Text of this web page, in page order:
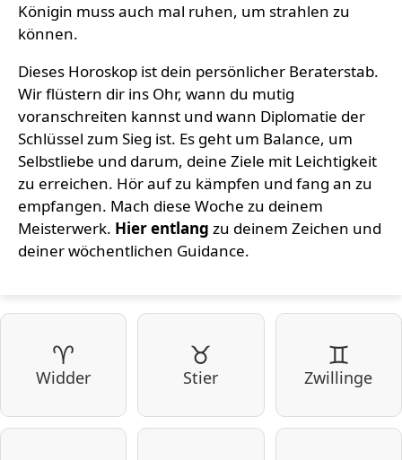
Königin muss auch mal ruhen, um strahlen zu
können.
Dieses Horoskop ist dein persönlicher Beraterstab.
Wir flüstern dir ins Ohr, wann du mutig
voranschreiten kannst und wann Diplomatie der
Schlüssel zum Sieg ist. Es geht um Balance, um
Selbstliebe und darum, deine Ziele mit Leichtigkeit
zu erreichen. Hör auf zu kämpfen und fang an zu
empfangen. Mach diese Woche zu deinem
Meisterwerk. Hier entlang zu deinem Zeichen und
deiner wöchentlichen Guidance.
♈
Widder
♉
Stier
♊
Zwillinge